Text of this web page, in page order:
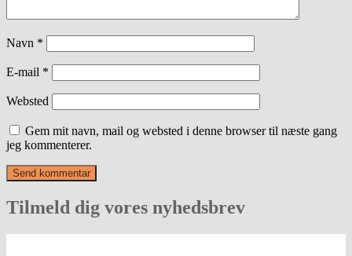
Navn *
E-mail *
Websted
Gem mit navn, mail og websted i denne browser til næste gang
jeg kommenterer.
Tilmeld dig vores nyhedsbrev